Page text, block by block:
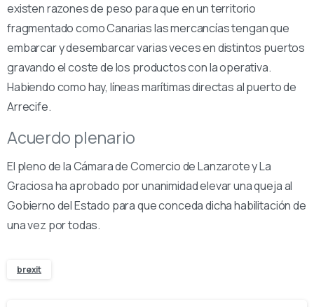
existen razones de peso para que en un territorio
fragmentado como Canarias las mercancías tengan que
embarcar y desembarcar varias veces en distintos puertos
gravando el coste de los productos con la operativa.
Habiendo como hay, líneas marítimas directas al puerto de
Arrecife.
Acuerdo plenario
El pleno de la Cámara de Comercio de Lanzarote y La
Graciosa ha aprobado por unanimidad elevar una queja al
Gobierno del Estado para que conceda dicha habilitación de
una vez por todas.
brexit